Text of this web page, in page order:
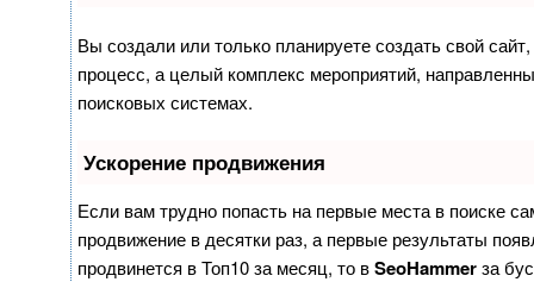
Вы создали или только планируете создать свой
процесс, а целый комплекс мероприятий,
поисковых системах.
Ускорение продвижения
Если вам трудно попасть на первые места в поиске
продвижение в десятки раз, а первые результаты
продвинется в Топ10 за месяц, то вSeoHammerза